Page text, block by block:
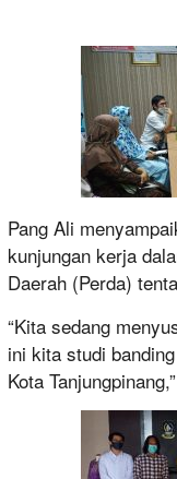
Pang Ali
kunjungan kerja
Daerah (Perda)
“Kita sedang
ini kita studi
Kota